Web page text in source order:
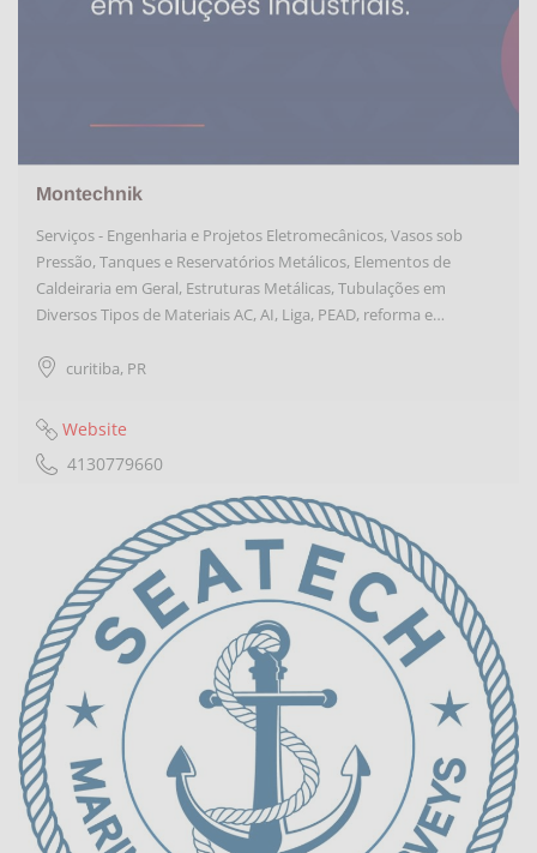
Montechnik
Serviços - Engenharia e Projetos Eletromecânicos, Vasos sob
Pressão, Tanques e Reservatórios Metálicos, Elementos de
Caldeiraria em Geral, Estruturas Metálicas, Tubulações em
Diversos Tipos de Materiais AC, AI, Liga, PEAD, reforma e…
curitiba, PR
Website
4130779660